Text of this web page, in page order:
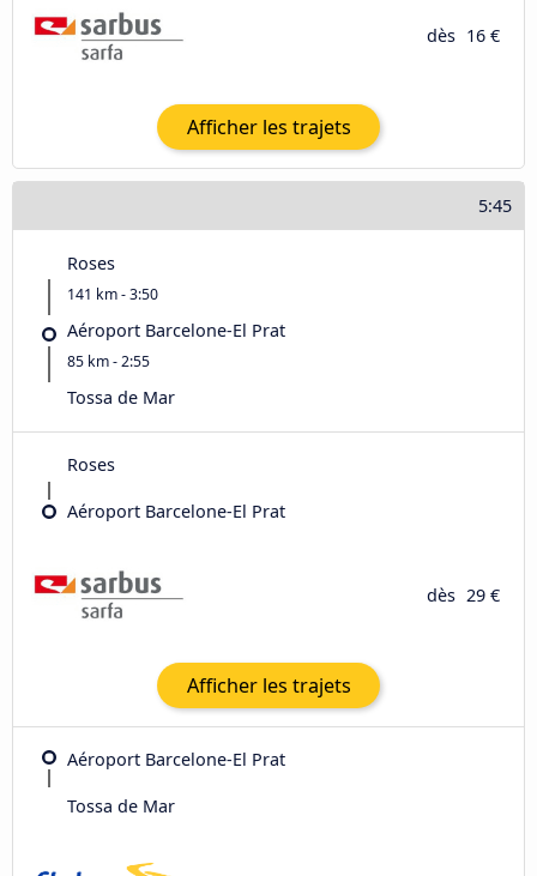
dès 16 €
Afficher les trajets
5:45
Roses
141 km - 3:50
Aéroport Barcelone-El Prat
85 km - 2:55
Tossa de Mar
Roses
Aéroport Barcelone-El Prat
dès 29 €
Afficher les trajets
Aéroport Barcelone-El Prat
Tossa de Mar